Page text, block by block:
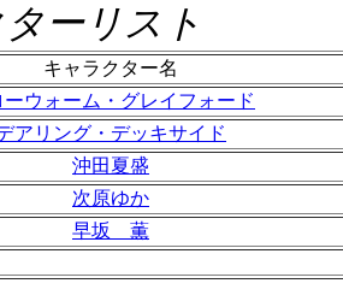
ーリスト
キャラクター名
ーウォーム・グレイフォード
アリング・デッキサイド
沖田夏盛
次原ゆか
早坂 薫